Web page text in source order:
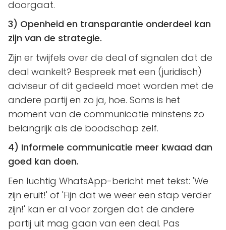
doorgaat.
3) Openheid en transparantie onderdeel kan
zijn van de strategie.
Zijn er twijfels over de deal of signalen dat de
deal wankelt? Bespreek met een (juridisch)
adviseur of dit gedeeld moet worden met de
andere partij en zo ja, hoe. Soms is het
moment van de communicatie minstens zo
belangrijk als de boodschap zelf.
4) Informele communicatie meer kwaad dan
goed kan doen.
Een luchtig WhatsApp-bericht met tekst: 'We
zijn eruit!' of 'Fijn dat we weer een stap verder
zijn!' kan er al voor zorgen dat de andere
partij uit mag gaan van een deal. Pas